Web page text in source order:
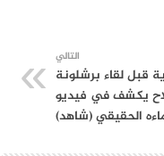
التالي
لقاء برشلونة
يكشف في فيديو
الحقيقي (شاهد)